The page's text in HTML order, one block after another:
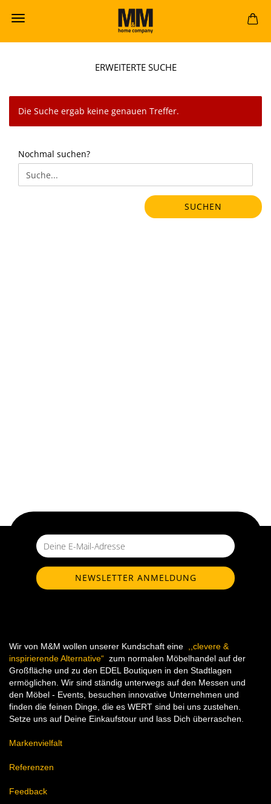
ERWEITERTE SUCHE
Die Suche ergab keine genauen Treffer.
NOCHMAL
SUCHEN?
Nochmal suchen?
SUCHEN
Wir von M&M wollen unserer Kundschaft eine
,,clevere &
inspirierende Alternative“ zum normalen Möbelhandel auf der
Großfläche und zu den EDEL Boutiquen in den Stadtlagen
ermöglichen. Wir sind ständig unterwegs auf den Messen und
den Möbel - Events, besuchen innovative Unternehmen und
finden die feinen Dinge, die es WERT sind bei uns zustehen.
Setze uns auf Deine Einkaufstour und lass Dich überraschen.
Markenvielfalt
Referenzen
Feedback